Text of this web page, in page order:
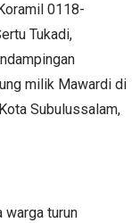
0118-
Tukadi,
milik Mawardi di
Subulussalam,
warga turun